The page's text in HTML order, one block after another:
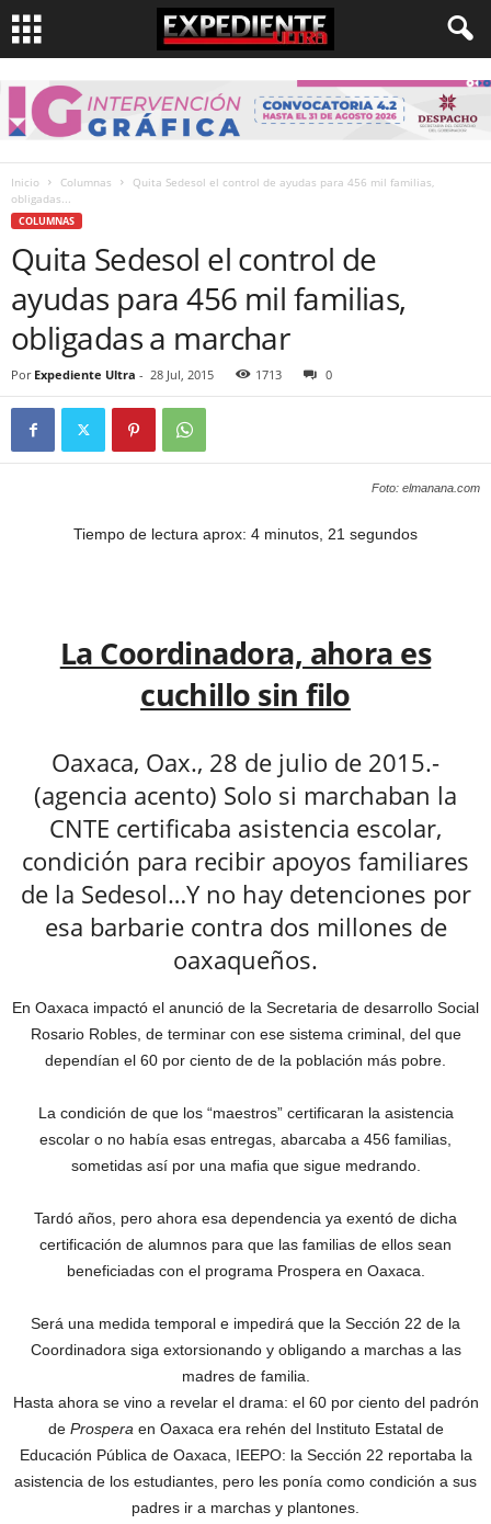
Inicio Columnas
Quita Sedesol el control de ayudas para 456 mil familias,
obligadas...
COLUMNAS
Quita Sedesol el control de
ayudas para 456 mil familias,
obligadas a marchar
Por Expediente Ultra - 28 Jul, 2015 1713 0
Foto: elmanana.com
Tiempo de lectura aprox: 4 minutos, 21 segundos
La Coordinadora, ahora es
cuchillo sin filo
Oaxaca, Oax., 28 de julio de 2015.-
(agencia acento) Solo si marchaban la
CNTE certificaba asistencia escolar,
condición para recibir apoyos familiares
de la Sedesol…Y no hay detenciones por
esa barbarie contra dos millones de
oaxaqueños.
En Oaxaca impactó el anunció de la Secretaria de desarrollo Social
Rosario Robles, de terminar con ese sistema criminal, del que
dependían el 60 por ciento de de la población más pobre.
La condición de que los “maestros” certificaran la asistencia
escolar o no había esas entregas, abarcaba a 456 familias,
sometidas así por una mafia que sigue medrando.
Tardó años, pero ahora esa dependencia ya exentó de dicha
certificación de alumnos para que las familias de ellos sean
beneficiadas con el programa Prospera en Oaxaca.
Será una medida temporal e impedirá que la Sección 22 de la
Coordinadora siga extorsionando y obligando a marchas a las
madres de familia.
Hasta ahora se vino a revelar el drama: el 60 por ciento del padrón
de Prospera en Oaxaca era rehén del Instituto Estatal de
Educación Pública de Oaxaca, IEEPO: la Sección 22 reportaba la
asistencia de los estudiantes, pero les ponía como condición a sus
padres ir a marchas y plantones.